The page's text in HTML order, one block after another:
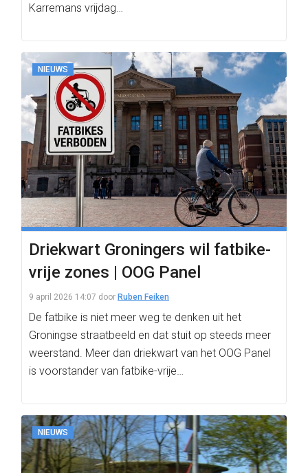
Karremans vrijdag…
NIEUWS
Driekwart Groningers wil fatbike-
vrije zones | OOG Panel
9 april 2026 14:07 door Ruben Feiken
De fatbike is niet meer weg te denken uit het
Groningse straatbeeld en dat stuit op steeds meer
weerstand. Meer dan driekwart van het OOG Panel
is voorstander van fatbike-vrije…
NIEUWS